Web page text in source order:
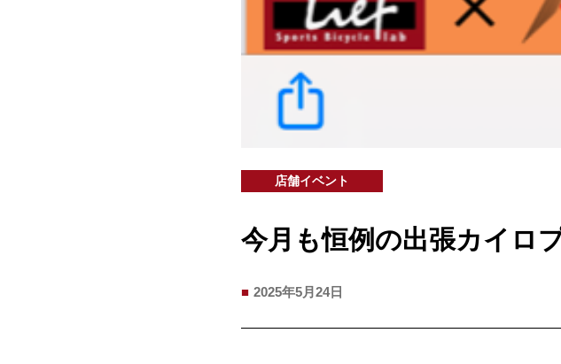
店舗イベント
今月も恒例の出張カイロ
2025年5月24日